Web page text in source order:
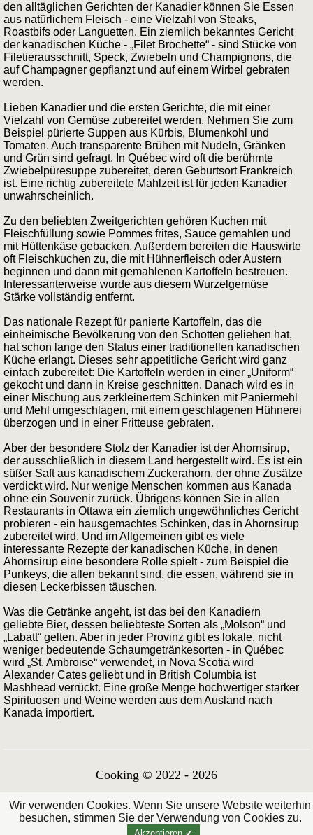
den alltäglichen Gerichten der Kanadier können Sie Essen
aus natürlichem Fleisch - eine Vielzahl von Steaks,
Roastbifs oder Languetten. Ein ziemlich bekanntes Gericht
der kanadischen Küche - „Filet Brochette“ - sind Stücke von
Filetierausschnitt, Speck, Zwiebeln und Champignons, die
auf Champagner gepflanzt und auf einem Wirbel gebraten
werden.
Lieben Kanadier und die ersten Gerichte, die mit einer
Vielzahl von Gemüse zubereitet werden. Nehmen Sie zum
Beispiel pürierte Suppen aus Kürbis, Blumenkohl und
Tomaten. Auch transparente Brühen mit Nudeln, Gränken
und Grün sind gefragt. In Québec wird oft die berühmte
Zwiebelpüresuppe zubereitet, deren Geburtsort Frankreich
ist. Eine richtig zubereitete Mahlzeit ist für jeden Kanadier
unwahrscheinlich.
Zu den beliebten Zweitgerichten gehören Kuchen mit
Fleischfüllung sowie Pommes frites, Sauce gemahlen und
mit Hüttenkäse gebacken. Außerdem bereiten die Hauswirte
oft Fleischkuchen zu, die mit Hühnerfleisch oder Austern
beginnen und dann mit gemahlenen Kartoffeln bestreuen.
Interessanterweise wurde aus diesem Wurzelgemüse
Stärke vollständig entfernt.
Das nationale Rezept für panierte Kartoffeln, das die
einheimische Bevölkerung von den Schotten geliehen hat,
hat schon lange den Status einer traditionellen kanadischen
Küche erlangt. Dieses sehr appetitliche Gericht wird ganz
einfach zubereitet: Die Kartoffeln werden in einer „Uniform“
gekocht und dann in Kreise geschnitten. Danach wird es in
einer Mischung aus zerkleinertem Schinken mit Paniermehl
und Mehl umgeschlagen, mit einem geschlagenen Hühnerei
überzogen und in einer Fritteuse gebraten.
Aber der besondere Stolz der Kanadier ist der Ahornsirup,
der ausschließlich in diesem Land hergestellt wird. Es ist ein
süßer Saft aus kanadischem Zuckerahorn, der ohne Zusätze
verdickt wird. Nur wenige Menschen kommen aus Kanada
ohne ein Souvenir zurück. Übrigens können Sie in allen
Restaurants in Ottawa ein ziemlich ungewöhnliches Gericht
probieren - ein hausgemachtes Schinken, das in Ahornsirup
zubereitet wird. Und im Allgemeinen gibt es viele
interessante Rezepte der kanadischen Küche, in denen
Ahornsirup eine besondere Rolle spielt - zum Beispiel die
Punkeys, die allen bekannt sind, die essen, während sie in
diesen Leckerbissen täuschen.
Was die Getränke angeht, ist das bei den Kanadiern
geliebte Bier, dessen beliebteste Sorten als „Molson“ und
„Labatt“ gelten. Aber in jeder Provinz gibt es lokale, nicht
weniger bedeutende Schaumgetränkesorten - in Québec
wird „St. Ambroise“ verwendet, in Nova Scotia wird
Alexander Cates geliebt und in British Columbia ist
Mashhead verrückt. Eine große Menge hochwertiger starker
Spirituosen und Weine werden aus dem Ausland nach
Kanada importiert.
Cooking © 2022 - 2026
Wir verwenden Cookies. Wenn Sie unsere Website weiterhin
besuchen, stimmen Sie der Verwendung von Cookies zu.